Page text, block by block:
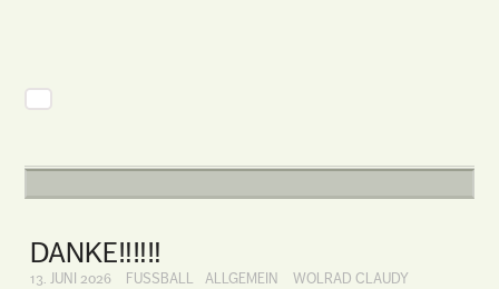
DANKE‼️‼️‼️
13. JUNI 2026 FUSSBALL ALLGEMEIN WOLRAD CLAUDY